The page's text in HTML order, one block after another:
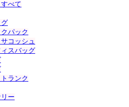
べて
パック
コッシュ
スバッグ
ランク
ー